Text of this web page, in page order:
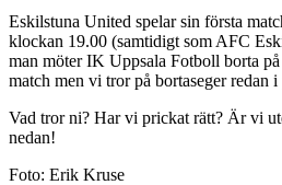
Eskilstuna United spelar sin första
klockan 19.00 (samtidigt som AFC
man möter IK Uppsala Fotboll borta
match men vi tror på bortaseger redan i
Vad tror ni? Har vi prickat rätt? Är vi
nedan!
Foto: Erik Kruse